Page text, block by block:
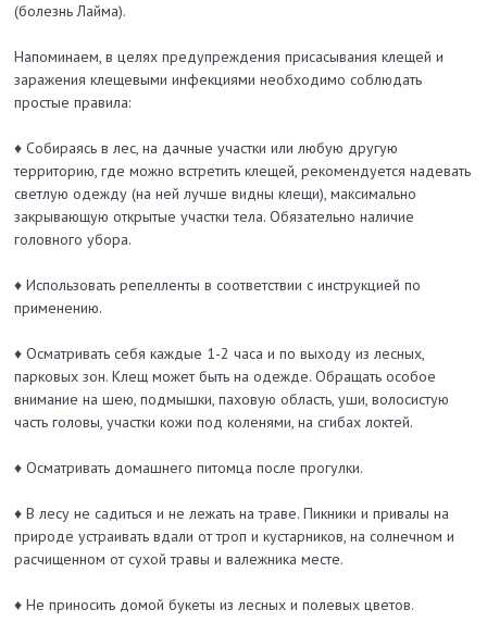
(болезнь Лайма).
Напоминаем, в целях предупреждения присасывания клещей и
заражения клещевыми инфекциями необходимо соблюдать
простые правила:
♦ Собираясь в лес, на дачные участки или любую другую
территорию, где можно встретить клещей, рекомендуется надевать
светлую одежду (на ней лучше видны клещи), максимально
закрывающую открытые участки тела. Обязательно наличие
головного убора.
♦ Использовать репелленты в соответствии с инструкцией по
применению.
♦Осматривать себя каждые 1-2 часа и по выходу из лесных,
парковых зон. Клещ может быть на одежде. Обращать особое
внимание на шею, подмышки, паховую область, уши, волосистую
часть головы, участки кожи под коленями, на сгибах локтей.
♦ Осматривать домашнего питомца после прогулки.
♦ В лесу не садиться и не лежать на траве. Пикники и привалы на
природе устраивать вдали от троп и кустарников, на солнечном и
расчищенном от сухой травы и валежника месте.
♦ Не приносить домой букеты из лесных и полевых цветов.